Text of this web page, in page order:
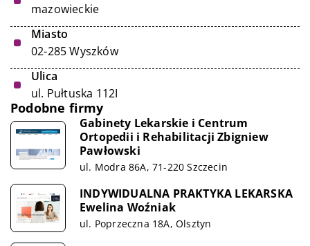
mazowieckie
Miasto
02-285 Wyszków
Ulica
ul. Pułtuska 112I
Podobne firmy
Gabinety Lekarskie i Centrum
Ortopedii i Rehabilitacji Zbigniew
Pawłowski
ul. Modra 86A, 71-220 Szczecin
INDYWIDUALNA PRAKTYKA LEKARSKA
Ewelina Woźniak
ul. Poprzeczna 18A, Olsztyn